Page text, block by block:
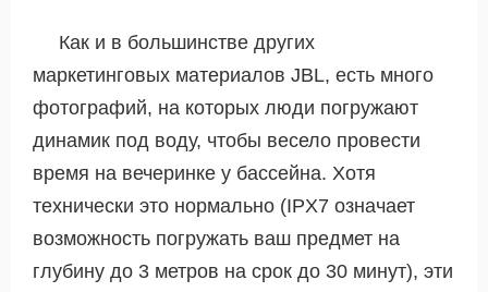
Как и в большинстве других
маркетинговых материалов JBL, есть много
фотографий, на которых люди погружают
динамик под воду, чтобы весело провести
время на вечеринке у бассейна. Хотя
технически это нормально (IPX7 означает
возможность погружать ваш предмет на
глубину до 3 метров на срок до 30 минут), эти